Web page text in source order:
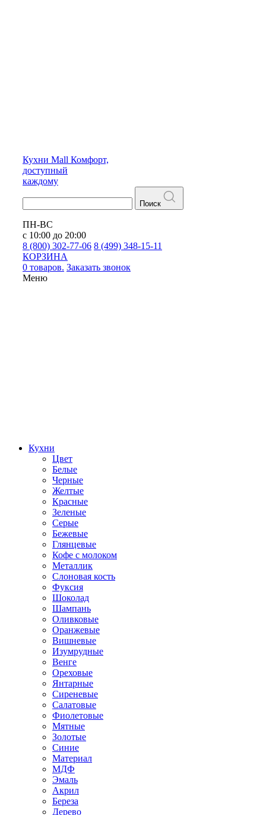
Кухни Mall Комфорт,
доступный
каждому
Поиск
ПН-ВС
с 10:00 до 20:00
8 (800) 302-77-06 8 (499) 348-15-11
КОРЗИНА
0 товаров. Заказать звонок
Меню
Кухни
Цвет
Белые
Черные
Желтые
Красные
Зеленые
Серые
Бежевые
Глянцевые
Кофе с молоком
Металлик
Слоновая кость
Фуксия
Шоколад
Шампань
Оливковые
Оранжевые
Вишневые
Изумрудные
Венге
Ореховые
Янтарные
Сиреневые
Салатовые
Фиолетовые
Мятные
Золотые
Синие
Материал
МДФ
Эмаль
Акрил
Береза
Дерево